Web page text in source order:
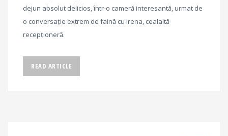
dejun absolut delicios, într-o cameră interesantă, urmat de
o conversație extrem de faină cu Irena, cealaltă
recepționeră.
READ ARTICLE